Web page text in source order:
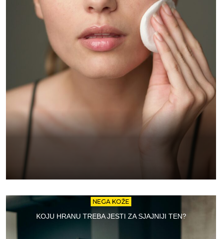
NEGA KOŽE
KOJU HRANU TREBA JESTI ZA SJAJNIJI TEN?